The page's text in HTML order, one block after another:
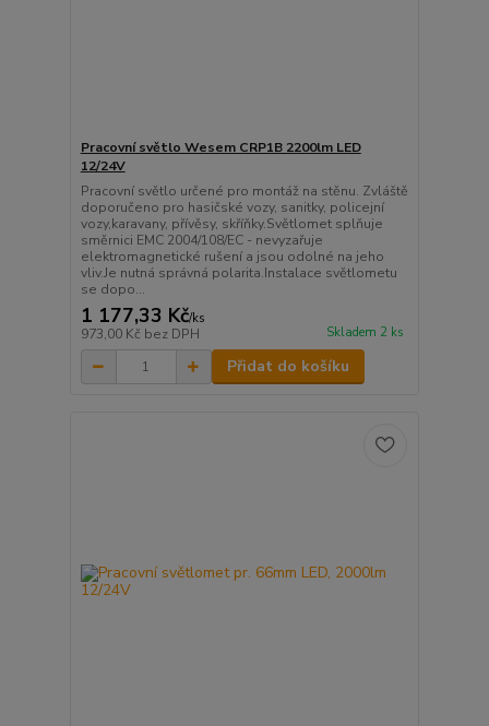
Pracovní světlo Wesem CRP1B 2200lm LED
12/24V
Pracovní světlo určené pro montáž na stěnu. Zvláště
doporučeno pro hasičské vozy, sanitky, policejní
vozy,karavany, přívěsy, skříňky.Světlomet splňuje
směrnici EMC 2004/108/EC - nevyzařuje
elektromagnetické rušení a jsou odolné na jeho
vliv.Je nutná správná polarita.Instalace světlometu
se dopo...
1 177,33 Kč/ks
973,00 Kč bez DPH Skladem 2 ks
Přidat do košíku